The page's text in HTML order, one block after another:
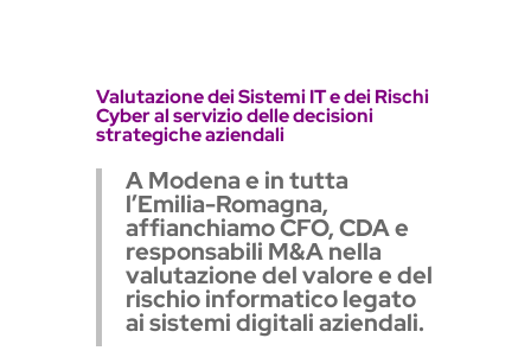
Valutazione dei Sistemi IT e dei Rischi
Cyber al servizio delle decisioni
strategiche aziendali
A Modena e in tutta
l’Emilia-Romagna,
affianchiamo CFO, CDA e
responsabili M&A nella
valutazione del valore e del
rischio informatico legato
ai sistemi digitali aziendali.